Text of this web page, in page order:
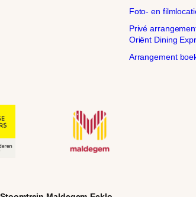
Foto- en
Privé
Oriënt Dining
Arrangement